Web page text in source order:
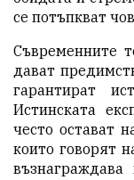
се потъпкват
Съвременните
дават
гарантират
Истинската
често остават
които говорят
възнаграждава